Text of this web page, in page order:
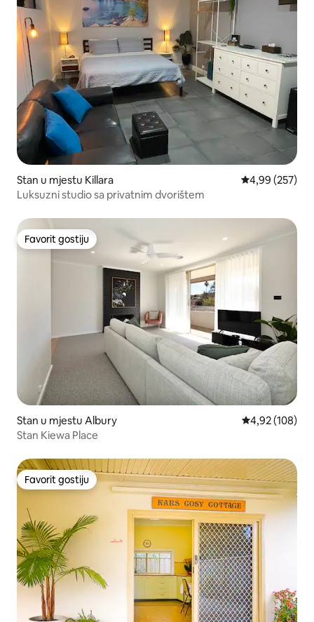
Stan u mjestu Killara prosječna
4,99 (257)
Luksuzni studio sa privatnim dvorištem
Favorit gostiju
Favorit gostiju
Stan u mjestu Albury prosječna
4,92 (108)
Stan Kiewa Place
Favorit gostiju
Favorit gostiju